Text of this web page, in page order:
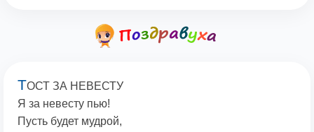
ТОСТ ЗА НЕВЕСТУ
Я за невесту пью!
Пусть будет мудрой,